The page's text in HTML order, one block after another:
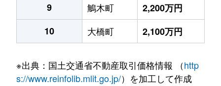
9
鵤木町
2,200万円
10
大橋町 2,100万円
※出典：国土交通省不動産取引価格情報 （http
s://www.reinfolib.mlit.go.jp/）を加工して作成